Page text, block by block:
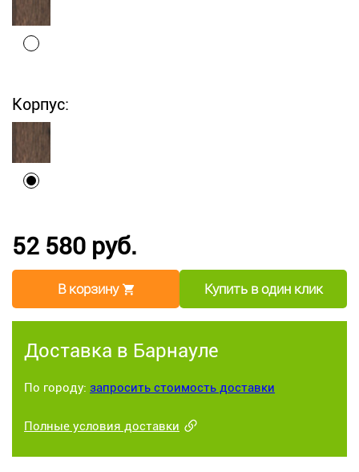
Корпус:
52 580 руб.
В корзину Купить в один клик
Доставка в Барнауле
По городу: запросить стоимость доставки
Полные условия доставки